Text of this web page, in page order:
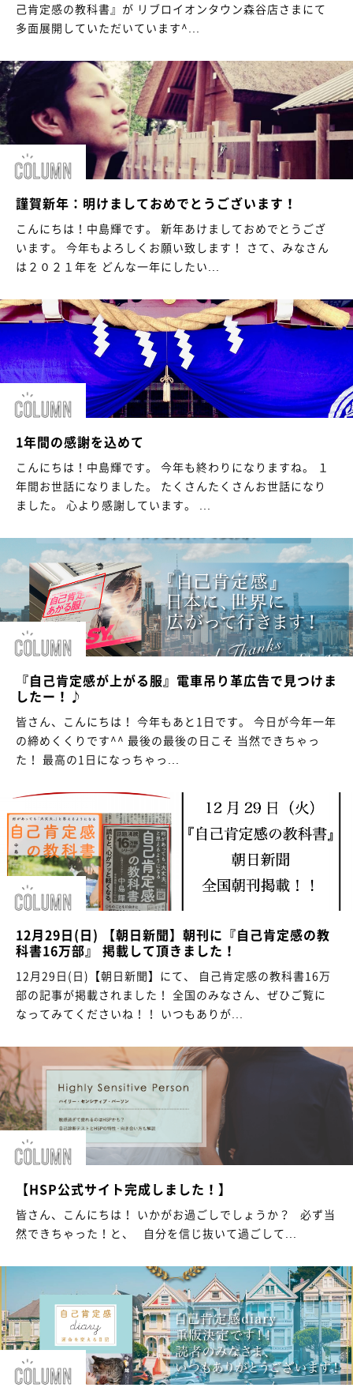
己肯定感の教科書』が リブロイオンタウン森谷店さまにて
多面展開していただいています^...
謹賀新年：明けましておめでとうございます！
こんにちは！中島輝です。 新年あけましておめでとうござ
います。 今年もよろしくお願い致します！ さて、みなさん
は２０２１年を どんな一年にしたい...
1年間の感謝を込めて
こんにちは！中島輝です。 今年も終わりになりますね。 １
年間お世話になりました。 たくさんたくさんお世話になり
ました。 心より感謝しています。 ...
『自己肯定感が上がる服』電車吊り革広告で見つけま
したー！♪
皆さん、こんにちは！ 今年もあと1日です。 今日が今年一年
の締めくくりです^^ 最後の最後の日こそ 当然できちゃっ
た！ 最高の1日になっちゃっ...
12月29日(日) 【朝日新聞】朝刊に『自己肯定感の教
科書16万部』 掲載して頂きました！
12月29日(日)【朝日新聞】にて、 自己肯定感の教科書16万
部の記事が掲載されました！ 全国のみなさん、ぜひご覧に
なってみてくださいね！！ いつもありが...
【HSP公式サイト完成しました！】
皆さん、こんにちは！ いかがお過ごしでしょうか？ 必ず当
然できちゃった！と、 自分を信じ抜いて過ごして...